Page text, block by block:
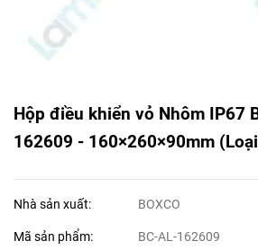
Hộp điều khiển vỏ Nhôm IP67
162609 - 160×260×90mm
Nhà sản xuất: BOXCO
Mã sản phẩm: BC-AL-162609